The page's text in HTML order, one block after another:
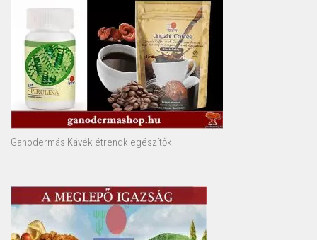
Ganodermás Kávék étrendkiegészítők